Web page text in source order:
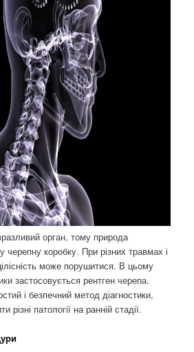
орган, тому природа
черепну коробку. При різних травмах і
може порушитися. В цьому
застосовується рентген черепа.
і безпечний метод діагностики,
різні патології на ранній стадії.